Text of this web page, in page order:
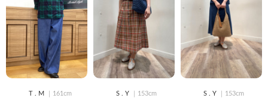
T . M ｜161cm S . Y ｜153cm S . Y ｜153cm